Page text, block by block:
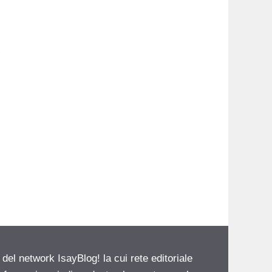
del network IsayBlog! la cui rete editoriale